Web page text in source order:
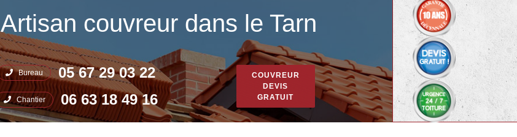
Artisan couvreur dans le Tarn
Bureau 05 67 29 03 22
Chantier 06 63 18 49 16
COUVREUR
DEVIS
GRATUIT